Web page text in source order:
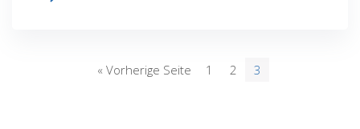
« Vorherige Seite 1 2 3